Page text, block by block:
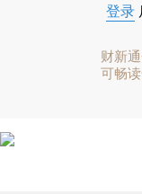
登录
财新
可畅